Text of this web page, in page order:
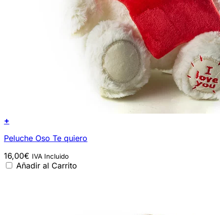
+
Peluche Oso Te quiero
16,00€ IVA Incluido
Añadir al Carrito